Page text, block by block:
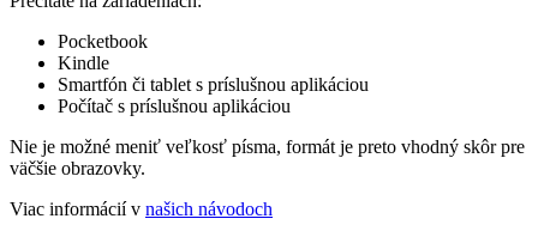
Pocketbook
Kindle
Smartfón či tablet s príslušnou aplikáciou
Počítač s príslušnou aplikáciou
Nie je možné meniť veľkosť písma, formát je preto vhodný skôr pre
väčšie obrazovky.
Viac informácií v našich návodoch